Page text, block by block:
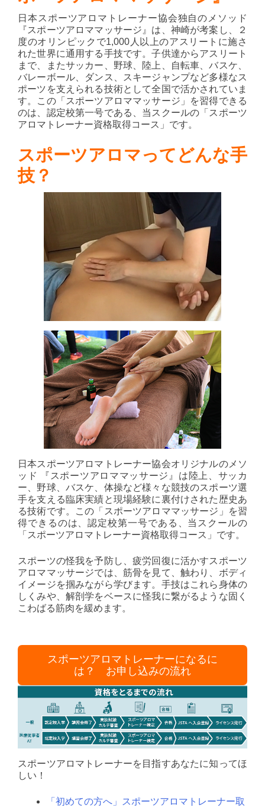
日本スポーツアロマトレーナー協会独自のメソッド
『スポーツアロママッサージ』は、神崎が考案し、２
度のオリンピックで1,000人以上のアスリートに施さ
れた世界に通用する手技です。子供達からアスリート
まで、またサッカー、野球、陸上、自転車、バスケ、
バレーボール、ダンス、スキージャンプなど多様なス
ポーツを支えられる技術として全国で活かされていま
す。この「スポーツアロママッサージ」を習得できる
のは、認定校第一号である、当スクールの「スポーツ
アロマトレーナー資格取得コース」です。
スポーツアロマってどんな手
技？
日本スポーツアロマトレーナー協会オリジナルのメソ
ッド 『スポーツアロママッサージ』は陸上、サッカ
ー、野球、バスケ、体操など様々な競技のスポーツ選
手を支える臨床実績と現場経験に裏付けされた歴史あ
る技術です。この「スポーツアロママッサージ」を習
得できるのは、認定校第一号である、当スクールの
「スポーツアロマトレーナー資格取得コース」です。
スポーツの怪我を予防し、疲労回復に活かすスポーツ
アロママッサージでは、筋骨を見て、触わり、ボディ
イメージを掴みながら学びます。手技はこれら身体の
しくみや、解剖学をベースに怪我に繋がるような固く
こわばる筋肉を緩めます。
スポーツアロマトレーナーになるに
は？ お申し込みの流れ
スポーツアロマトレーナーを目指すあなたに知ってほ
しい！
「初めての方へ」スポーツアロマトレーナー取